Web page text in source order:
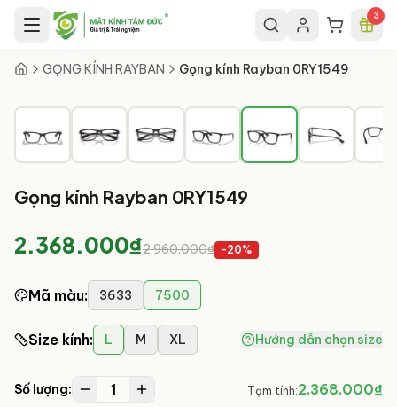
Chuyển đến nội dung chính 3
GỌNG KÍNH RAYBAN Gọng kính Rayban 0RY1549
5/
Gọng kính Rayban 0RY1549
2.368.000₫2.960.000₫ -20%
Mã màu: 3633 7500
Size kính: L M XL Hướng dẫn chọn size
Số lượng: 1 Tạm tính:2.368.000₫